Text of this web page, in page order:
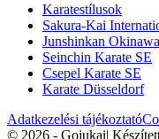
Karatestílusok
Sakura-Kai
Junshinkan Okinawa
Seinchin Karate SE
Csepel Karate SE
Karate Düsseldorf
Adatkezelési tájékoztató
© 2026 - Gojukai|